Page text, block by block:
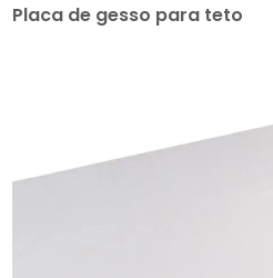
Placa de gesso para teto